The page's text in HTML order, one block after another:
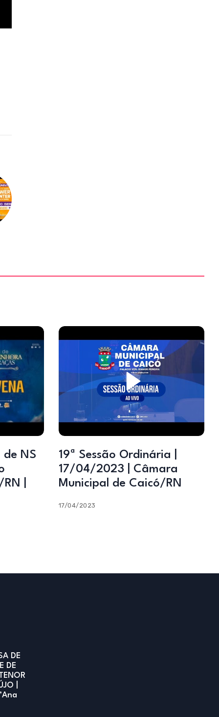
de NS
|
19ª Sessão Ordinária |
17/04/2023 | Câmara
Municipal de Caicó/RN
17/04/2023
DE
DE
|